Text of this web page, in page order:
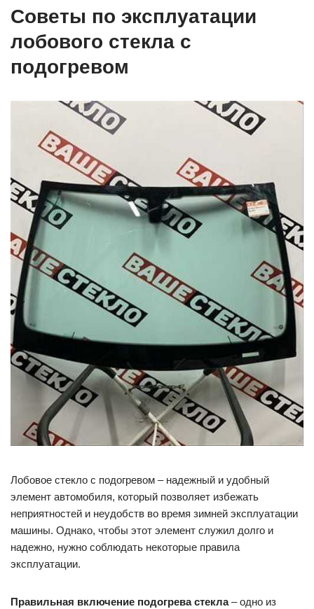
Советы по эксплуатации
лобового стекла с
подогревом
Лобовое стекло с подогревом – надежный и удобный
элемент автомобиля, который позволяет избежать
неприятностей и неудобств во время зимней эксплуатации
машины. Однако, чтобы этот элемент служил долго и
надежно, нужно соблюдать некоторые правила
эксплуатации.
Правильная включение подогрева стекла– одно из